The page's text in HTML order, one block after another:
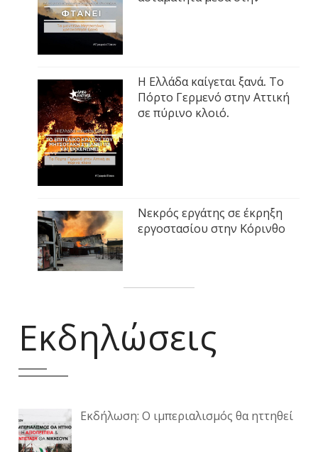
Η Ελλάδα καίγεται ξανά. Το
Πόρτο Γερμενό στην Αττική
σε πύρινο κλοιό.
Νεκρός εργάτης σε έκρηξη
εργοστασίου στην Κόρινθο
Εκδηλώσεις
Εκδήλωση: Ο ιμπεριαλισμός θα ηττηθεί